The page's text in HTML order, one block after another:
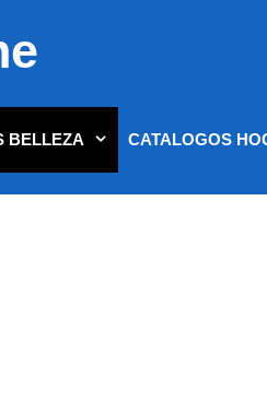
BELLEZA CATALOGOS